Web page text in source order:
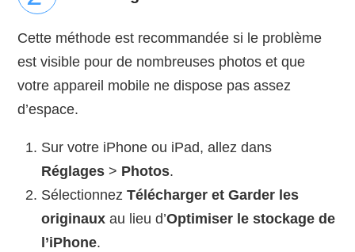
Cette méthode est recommandée si le problème
est visible pour de nombreuses photos et que
votre appareil mobile ne dispose pas assez
d’espace.
Sur votre iPhone ou iPad, allez dans
Réglages > Photos.
SélectionnezTélécharger et Garder les
originaux au lieu d’Optimiser le stockage de
l’iPhone.